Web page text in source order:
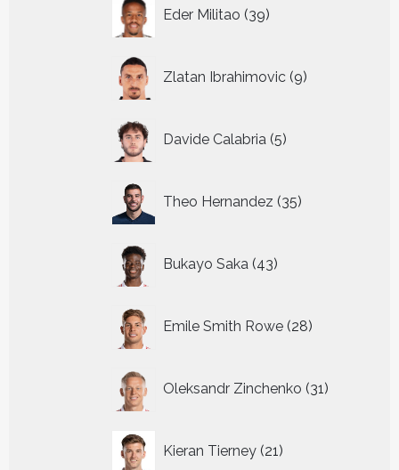
Eder Militao 39
producten
Zlatan Ibrahimovic 9
producten
Davide Calabria 5
producten
Theo Hernandez 35
producten
Bukayo Saka 43
producten
Emile Smith Rowe 28
producten
Oleksandr Zinchenko 31
producten
Kieran Tierney 21
producten